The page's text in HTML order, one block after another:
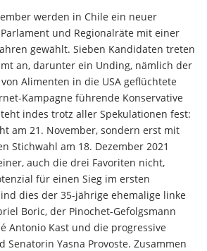
werden in Chile ein neuer
und Regionalräte mit einer
gewählt. Sieben Kandidaten treten
an, darunter ein Unding, nämlich der
Alimenten in die USA geflüchtete
Kampagne führende Konservative
indes trotz aller Spekulationen fest:
am 21. November, sondern erst mit
Stichwahl am 18. Dezember 2021
auch die drei Favoriten nicht,
für einen Sieg im ersten
dies der 35-jährige ehemalige linke
Boric, der Pinochet-Gefolgsmann
Antonio Kast und die progressive
Senatorin Yasna Provoste. Zusammen